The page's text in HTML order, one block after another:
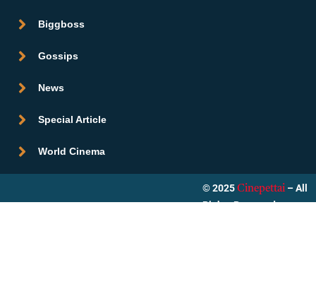
Biggboss
Gossips
News
Special Article
World Cinema
© 2025 Cinepettai – All
Rights Reserved